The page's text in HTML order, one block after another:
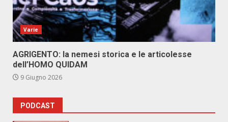
Varie
AGRIGENTO: la nemesi storica e le articolesse
dell’HOMO QUIDAM
9 Giugno 2026
PODCAST